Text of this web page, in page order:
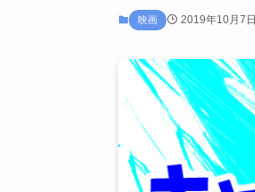
映画 2019年10月7日